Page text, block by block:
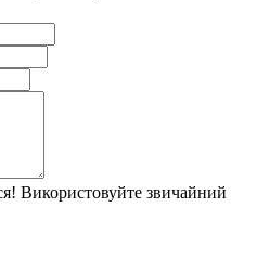
Використовуйте звичайний